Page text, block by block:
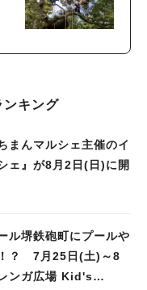
ンキング
まんマルシェ主催のイ
ェ』が8月2日(日)に開
ル堺鉄砲町にプールや
？ 7月25日(土)～8
ンガ広場 Kid's